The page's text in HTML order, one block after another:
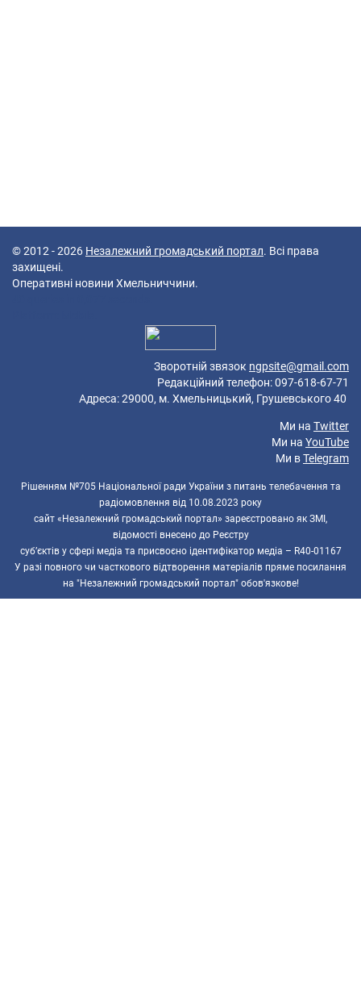
© 2012 - 2026 Незалежний громадський портал. Всі права
захищені.
Оперативні новини Хмельниччини.
Зворотній звязок ngpsite@gmail.com
Редакційний телефон: 097-618-67-71
Адреса: 29000, м. Хмельницький, Грушевського 40
Ми на Twitter
Ми на YouTube
Ми вTelegram
Рішенням №705 Національної ради України з питань телебачення та
радіомовлення від 10.08.2023 року
сайт «Незалежний громадський портал» зареєстровано як ЗМІ,
відомості внесено до Реєстру
суб’єктів у сфері медіа та присвоєно ідентифікатор медіа – R40-01167
У разі повного чи часткового відтворення матеріалів пряме посилання
на "Незалежний громадський портал" обов'язкове!